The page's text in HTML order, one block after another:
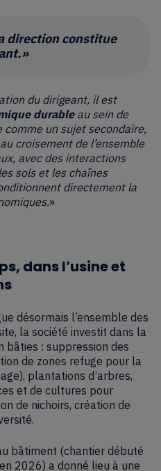
direction constitue
du dirigeant, il est
durableau sein de
comme un sujet secondaire,
croisement de l’ensemble
avec des interactions
sols et les chaînes
directement la
»
dans l’usine et
désormais l’ensemble des
la société investit dans la
bâties : suppression des
de zones refuge pour la
plantations d’arbres,
et de cultures pour
de nichoirs, création de
bâtiment (chantier débuté
2026) a donné lieu à une